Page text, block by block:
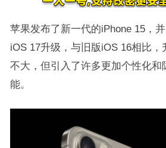
苹果发布了新一代的iPhone 15，
iOS 17升级，与旧版iOS 16相比，
不大，但引入了许多更加个性化和
能。